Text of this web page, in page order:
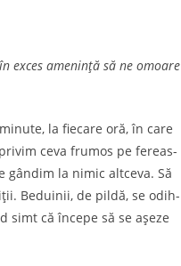
exces ameninţă să ne omoare
la fiecare oră, în care
ceva frumos pe fe­reas­
gândim la nimic altceva. Să
Beduinii, de pildă, se odih­
simt că începe să se aşeze